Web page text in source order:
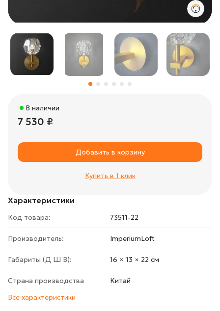
Характеристики
Код товара: 73511-22
Производитель: ImperiumLoft
Габариты (Д Ш В): 16 × 13 × 22 cм
Страна производства
Китай
Все характеристики
В наличии
7 530 ₽
Добавить в корзину
Купить в 1 клик